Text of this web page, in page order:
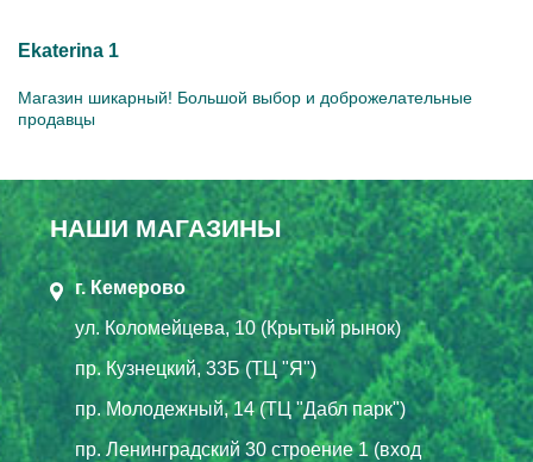
Ekaterina 1
Магазин шикарный! Большой выбор и доброжелательные
продавцы
НАШИ МАГАЗИНЫ
г. Кемерово
ул. Коломейцева, 10 (Крытый рынок)
пр. Кузнецкий, 33Б (ТЦ "Я")
пр. Молодежный, 14 (ТЦ "Дабл парк")
пр. Ленинградский 30 строение 1 (вход